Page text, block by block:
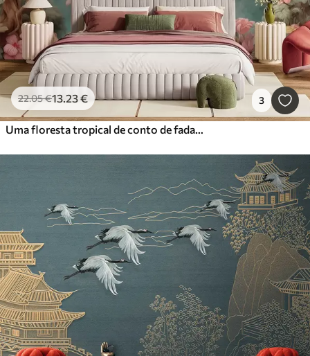
22.05€13.23€ 3
Uma floresta tropical de conto de fadas com papagaios, árvores floridas com flores cor-de-rosa e uma cascata